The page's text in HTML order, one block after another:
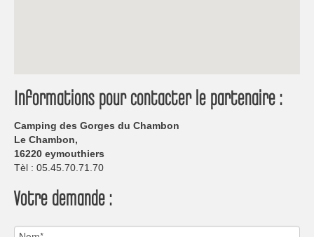
Informations pour contacter le partenaire :
Camping des Gorges du Chambon
Le Chambon,
16220 eymouthiers
Tèl : 05.45.70.71.70
Votre demande :